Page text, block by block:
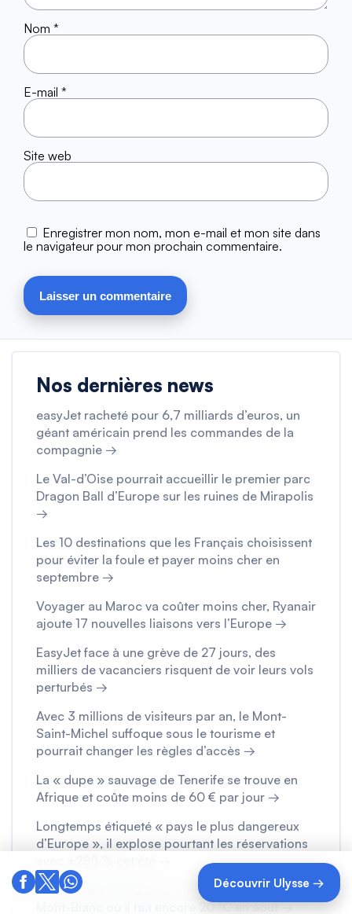
Découvrir Ulysse →
Nom *
E-mail *
Site web
Enregistrer mon nom, mon e-mail et mon site dans
le navigateur pour mon prochain commentaire.
Nos dernières news
easyJet racheté pour 6,7 milliards d’euros, un
géant américain prend les commandes de la
compagnie →
Le Val-d’Oise pourrait accueillir le premier parc
Dragon Ball d’Europe sur les ruines de Mirapolis
→
Les 10 destinations que les Français choisissent
pour éviter la foule et payer moins cher en
septembre →
Voyager au Maroc va coûter moins cher, Ryanair
ajoute 17 nouvelles liaisons vers l’Europe →
EasyJet face à une grève de 27 jours, des
milliers de vacanciers risquent de voir leurs vols
perturbés →
Avec 3 millions de visiteurs par an, le Mont-
Saint-Michel suffoque sous le tourisme et
pourrait changer les règles d’accès →
La « dupe » sauvage de Tenerife se trouve en
Afrique et coûte moins de 60 € par jour →
Longtemps étiqueté « pays le plus dangereux
d’Europe », il explose pourtant les réservations
Ils fuient les 40 °C pour cette station au pied du
Mont-Blanc où il fait encore 20 °C en août →